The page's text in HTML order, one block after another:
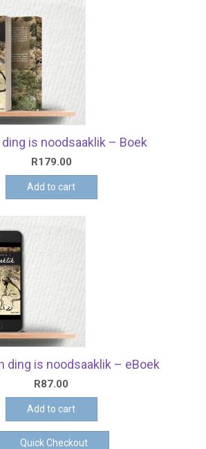
is noodsaaklik – Boek
R179.00
Add to cart
ding is noodsaaklik – eBoek
R87.00
Add to cart
Quick Checkout